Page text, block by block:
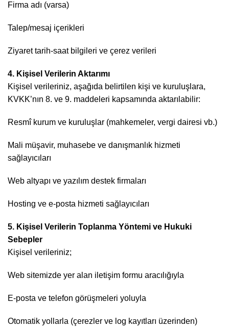
Firma adı (varsa)
Talep/mesaj içerikleri
Ziyaret tarih-saat bilgileri ve çerez verileri
4. Kişisel Verilerin Aktarımı
Kişisel verileriniz, aşağıda belirtilen kişi ve kuruluşlara,
KVKK’nın 8. ve 9. maddeleri kapsamında aktarılabilir:
Resmî kurum ve kuruluşlar (mahkemeler, vergi dairesi vb.)
Mali müşavir, muhasebe ve danışmanlık hizmeti
sağlayıcıları
Web altyapı ve yazılım destek firmaları
Hosting ve e-posta hizmeti sağlayıcıları
5. Kişisel Verilerin Toplanma Yöntemi ve Hukuki
Sebepler
Kişisel verileriniz;
Web sitemizde yer alan iletişim formu aracılığıyla
E-posta ve telefon görüşmeleri yoluyla
Otomatik yollarla (çerezler ve log kayıtları üzerinden)